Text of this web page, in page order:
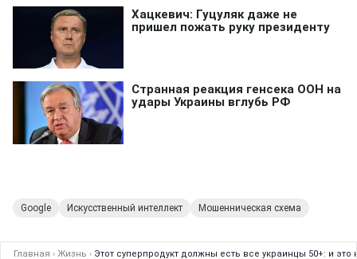
Google Искусственный интеллект Мошенническая схема
Главная › Жизнь › Этот суперпродукт должны есть все украинцы 50+: и это